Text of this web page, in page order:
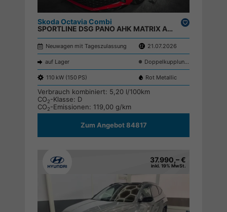
Skoda Octavia Combi
SPORTLINE DSG PANO AHK MATRIX ACC SHZ RFK ;
Neuwagen mit Tageszulassung 21.07.2026
auf Lager Doppelkupplungsgetriebe (DSG)
110 kW (150 PS) Rot Metallic
Verbrauch kombiniert: 5,20 l/100km
CO2-Klasse: D
CO2-Emissionen: 119,00 g/km
Zum Angebot 84817
37.990,– €
inkl. 19% MwSt.